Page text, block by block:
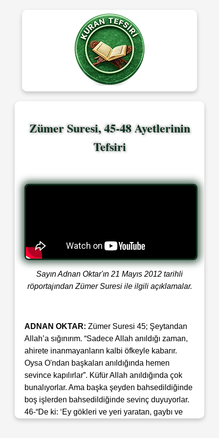
Zümer Suresi, 45-48 Ayetlerinin
Tefsiri
Sayın Adnan Oktar'ın 21 Mayıs 2012 tarihli
röportajından Zümer Suresi ile ilgili açıklamalar.
ADNAN OKTAR: Zümer Suresi 45; Şeytandan
Allah’a sığınırım. “Sadece Allah anıldığı zaman,
ahirete inanmayanların kalbi öfkeyle kabarır.
Oysa O'ndan başkaları anıldığında hemen
sevince kapılırlar”. Küfür Allah anıldığında çok
bunalıyorlar. Ama başka şeyden bahsedildiğinde
boş işlerden bahsedildiğinde sevinç duyuyorlar.
46-“De ki: ‘Ey gökleri ve yeri yaratan, gaybı ve